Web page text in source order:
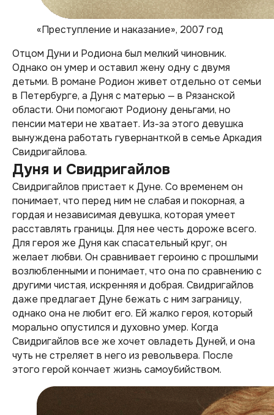
«Преступление и наказание», 2007 год
Отцом Дуни и Родиона был мелкий чиновник.
Однако он умер и оставил жену одну с двумя
детьми. В романе Родион живет отдельно от семьи
в Петербурге, а Дуня с матерью — в Рязанской
области. Они помогают Родиону деньгами, но
пенсии матери не хватает. Из-за этого девушка
вынуждена работать гувернанткой в семье Аркадия
Свидригайлова.
Дуня и Свидригайлов
Свидригайлов пристает к Дуне. Со временем он
понимает, что перед ним не слабая и покорная, а
гордая и независимая девушка, которая умеет
расставлять границы. Для нее честь дороже всего.
Для героя же Дуня как спасательный круг, он
желает любви. Он сравнивает героиню с прошлыми
возлюбленными и понимает, что она по сравнению с
другими чистая, искренняя и добрая. Свидригайлов
даже предлагает Дуне бежать с ним заграницу,
однако она не любит его. Ей жалко героя, который
морально опустился и духовно умер. Когда
Свидригайлов все же хочет овладеть Дуней, и она
чуть не стреляет в него из револьвера. После
этого герой кончает жизнь самоубийством.